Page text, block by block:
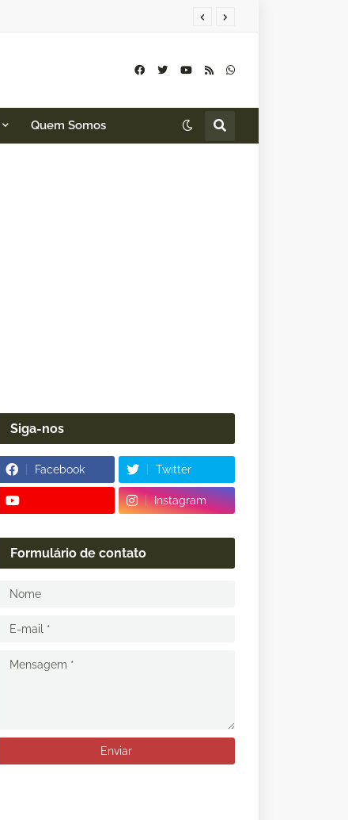
Quem Somos
Siga-nos
Facebook Twitter
Instagram
Formulário de contato